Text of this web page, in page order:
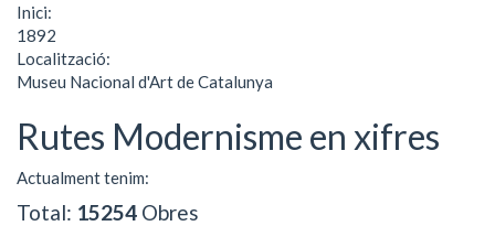
Inici:
1892
Localització:
Museu Nacional d'Art de Catalunya
Rutes Modernisme en xifres
Actualment tenim:
Total: 15254 Obres